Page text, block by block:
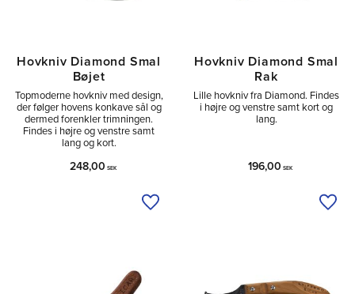
Hovkniv Diamond Smal
Bøjet
Topmoderne hovkniv med design,
der følger hovens konkave sål og
dermed forenkler trimningen.
Findes i højre og venstre samt
lang og kort.
248,00 SEK
Tilføj til ønskeliste
Hovkniv Diamond Smal
Rak
Lille hovkniv fra Diamond. Findes
i højre og venstre samt kort og
lang.
196,00 SEK